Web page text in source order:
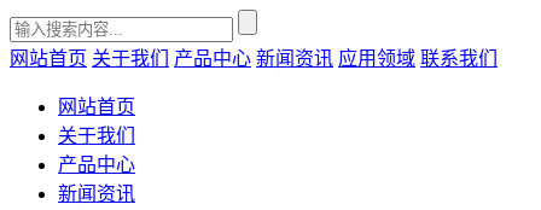
网站首页 关于我们 产品中心 新闻资讯 应用领域 联系我们
网站首页
关于我们
产品中心
新闻资讯